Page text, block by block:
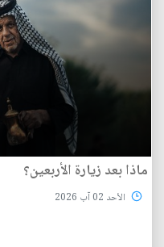
ماذا بعد زيارة الأربعين؟
الأحد 02 آب 2026